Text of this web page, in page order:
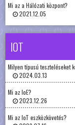
Mi az a Hálózati központ?
2021.12.05
IOT
Milyen típusú teszteléseket
2024.03.13
Mi az IoE?
2023.12.26
Mi az IoT eszközkövetés?